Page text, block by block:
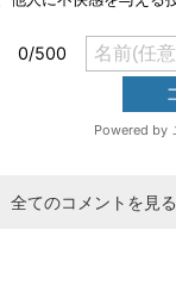
全てのコメントを見る